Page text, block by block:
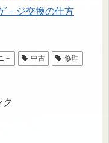
－ジ交換の仕方
－ 中古
修理